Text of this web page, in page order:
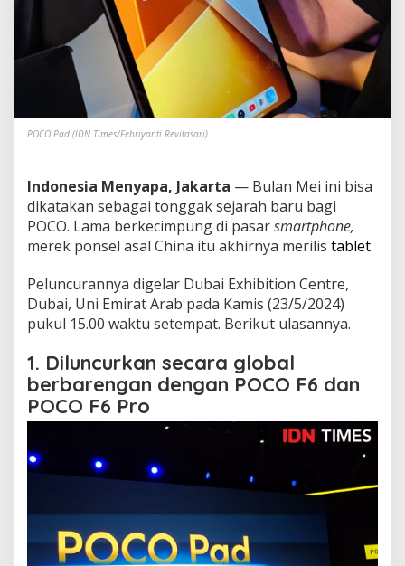
m
R
i
s
P
a
s
a
r
l
b
a
POCO Pad (IDN Times/Febriyanti Revitasari)
Indonesia Menyapa, Jakarta — Bulan Mei ini bisa
dikatakan sebagai tonggak sejarah baru bagi
POCO. Lama berkecimpung di pasarsmartphone,
merek ponsel asal China itu akhirnya merilis tablet.
Peluncurannya digelar Dubai Exhibition Centre,
Dubai, Uni Emirat Arab pada Kamis (23/5/2024)
pukul 15.00 waktu setempat. Berikut ulasannya.
1. Diluncurkan secara global
berbarengan dengan POCO F6 dan
POCO F6 Pro